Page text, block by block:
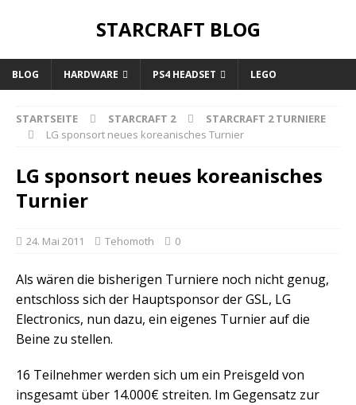
STARCRAFT BLOG
BLOG HARDWARE PS4 HEADSET LEGO
STARTSEITE STARCRAFT 2
STARCRAFT 2 TURNIERE
LG sponsort neues koreanisches Turnier
LG sponsort neues koreanisches
Turnier
24. Mai 2011 Tehomoth 0
Als wären die bisherigen Turniere noch nicht genug,
entschloss sich der Hauptsponsor der GSL, LG
Electronics, nun dazu, ein eigenes Turnier auf die
Beine zu stellen.
16 Teilnehmer werden sich um ein Preisgeld von
insgesamt über 14.000€ streiten. Im Gegensatz zur